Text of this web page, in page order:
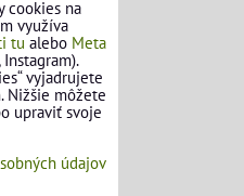
cookies na
využíva
tu alebo Meta
Instagram).
vyjadrujete
Nižšie môžete
upraviť svoje
údajov